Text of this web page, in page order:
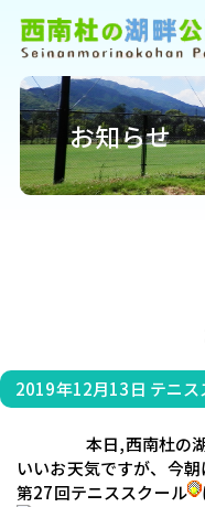
お知らせ
2019年12月13日 テニス
　本日,
いいお天気ですが、今
第27回テニススクール